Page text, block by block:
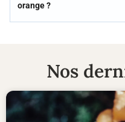
orange ?
Nos